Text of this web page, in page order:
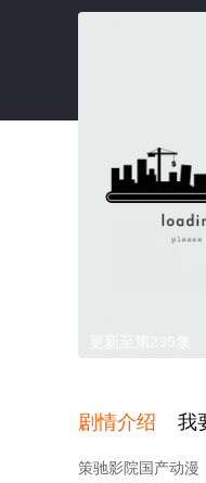
剧情介绍 我
策驰影院国产动漫